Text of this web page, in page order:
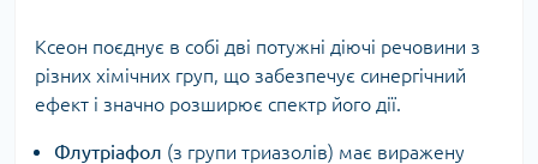
Ксеон поєднує в собі дві потужні діючі речовини з
різних хімічних груп, що забезпечує синергічний
ефект і значно розширює спектр його дії.
Флутріафол (з групи триазолів) має виражену